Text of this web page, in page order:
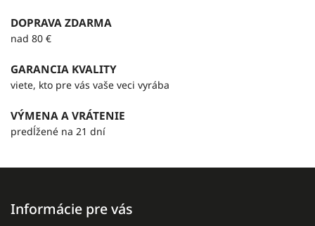
DOPRAVA ZDARMA
nad 80 €
GARANCIA KVALITY
viete, kto pre vás vaše veci vyrába
VÝMENA A VRÁTENIE
predĺžené na 21 dní
Informácie pre vás